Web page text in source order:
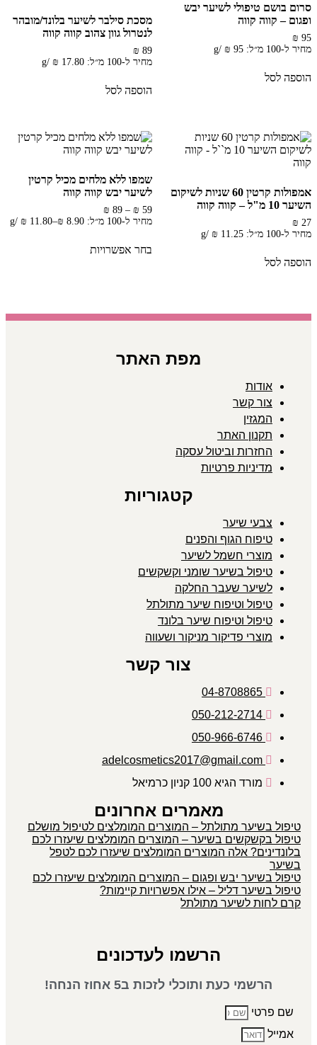
סרום בושם טיפולי לשיער יבש
ופגום – קווה קווה
₪ 95
מחיר ל-100 מ״ל:
₪ 95
/
g
הוספה לסל
מסכת סילבר לשיער בלונד/מובהר
לנטרול גוון צהוב קווה קווה
₪ 89
מחיר ל-100 מ״ל:
₪ 17.80
/
g
הוספה לסל
אמפולות קרטין 60 שניות לשיקום
השיער 10 מ"ל – קווה קווה
₪ 27
מחיר ל-100 מ״ל:
₪ 11.25
/
g
הוספה לסל
שמפו ללא מלחים מכיל קרטין
לשיער יבש קווה קווה
₪ 59
–
₪ 89
טווח
מחירים:
⁦₪ 89⁩
מחיר ל-100 מ״ל: ₪ 8.90
–
₪ 11.80
/
g
בחר אפשרויותזה
לבחור
מפת האתר
אודות
צור קשר
המגזין
תקנון האתר
החזרות וביטול עסקה
מדיניות פרטיות
קטגוריות
צבעי שיער
טיפוח הגוף והפנים
מוצרי חשמל לשיער
טיפול בשיער שומני וקשקשים
לשיער שעבר החלקה
טיפול וטיפוח שיער מתולתל
טיפול וטיפוח שיער בלונד
מוצרי פדיקור מניקור ושעווה
צור קשר
04-8708865
050-212-2714
050-966-6746
adelcosmetics2017@gmail.com
מורד הגיא 100 קניון כרמיאל
מאמרים אחרונים
טיפול בשיער מתולתל – המוצרים המומלצים לטיפול מושלם
טיפול בקשקשים בשיער – המוצרים המומלצים שיעזרו לכם
בלונדינים? אלה המוצרים המומלצים שיעזרו לכם לטפל
בשיער
טיפול בשיער יבש ופגום – המוצרים המומלצים שיעזרו לכם
טיפול בשיער דליל – אילו אפשרויות קיימות?
קרם לחות לשיער מתולתל
הרשמו לעדכונים
הרשמי כעת ותוכלי לזכות ב5 אחוז הנחה!
שם פרטי
אמייל